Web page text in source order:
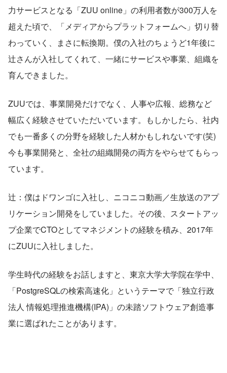
力サービスとなる「ZUU online」の利用者数が300万人を
超えた頃で、「メディアからプラットフォームへ」切り替
わっていく、まさに転換期。僕の入社のちょうど1年後に
辻さんが入社してくれて、一緒にサービスや事業、組織を
育んできました。
ZUUでは、事業開発だけでなく、人事や広報、総務など
幅広く経験させていただいています。もしかしたら、社内
でも一番多くの分野を経験した人材かもしれないです(笑)
今も事業開発と、全社の組織開発の両方をやらせてもらっ
ています。
辻：僕はドワンゴに入社し、ニコニコ動画／生放送のアプ
リケーション開発をしていました。その後、スタートアッ
プ企業でCTOとしてマネジメントの経験を積み、2017年
にZUUに入社しました。
学生時代の経験をお話しますと、東京大学大学院在学中、
「PostgreSQLの検索高速化」というテーマで「独立行政
法人 情報処理推進機構(IPA)」の未踏ソフトウェア創造事
業に選ばれたことがあります。